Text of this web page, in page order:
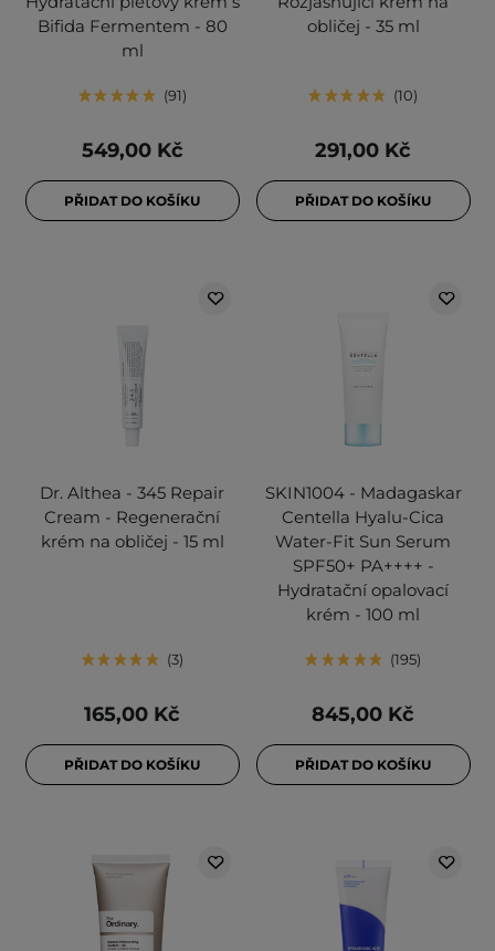
Bifida Fermentem - 80
ml
91
549,00 Kč
PŘIDAT DO KOŠÍKU
obličej - 35 ml
10
291,00 Kč
PŘIDAT DO KOŠÍKU
Dr. Althea - 345 Repair
Cream - Regenerační
krém na obličej - 15 ml
3
165,00 Kč
PŘIDAT DO KOŠÍKU
SKIN1004 - Madagaskar
Centella Hyalu-Cica
Water-Fit Sun Serum
SPF50+ PA++++ -
Hydratační opalovací
krém - 100 ml
195
845,00 Kč
PŘIDAT DO KOŠÍKU